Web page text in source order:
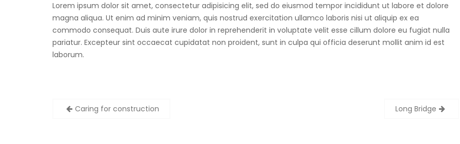
Lorem ipsum dolor sit amet, consectetur adipisicing elit, sed do eiusmod tempor incididunt ut labore et dolore
magna aliqua. Ut enim ad minim veniam, quis nostrud exercitation ullamco laboris nisi ut aliquip ex ea
commodo consequat. Duis aute irure dolor in reprehenderit in voluptate velit esse cillum dolore eu fugiat nulla
pariatur. Excepteur sint occaecat cupidatat non proident, sunt in culpa qui officia deserunt mollit anim id est
laborum.
Zobacz
Caring for construction Long Bridge
Hydraulika